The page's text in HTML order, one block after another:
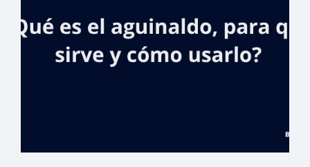
de Migración
publican cinco